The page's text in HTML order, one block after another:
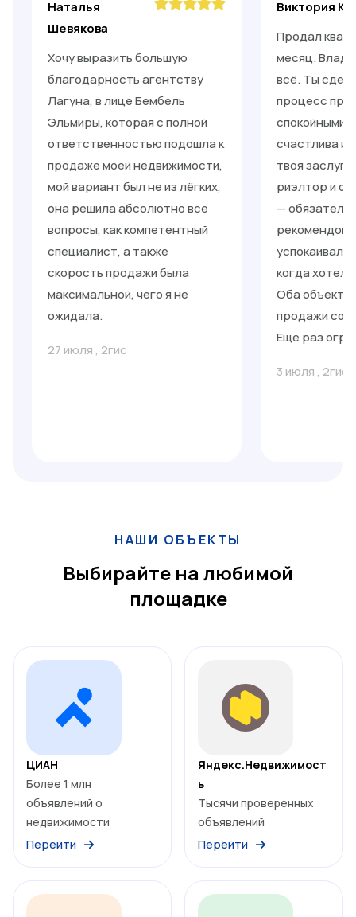
Наталья
Шевякова
Хочу выразить большую
благодарность агентству
Лагуна, в лице Бембель
Эльмиры, которая с полной
ответственностью подошла к
продаже моей недвижимости,
мой вариант был не из лёгких,
она решила абсолютно все
вопросы, как компетентный
специалист, а также
скорость продажи была
максимальной, чего я не
ожидала.
27 июля , 2гис
Виктория
Продал
месяц.
всё. Ты
процесс
спокойными.
счастлива и
твоя
риэлтор и
—
успокаивал,
когда
Оба объекта
продажи со
Еще раз
3 июля , 2гис
НАШИ ОБЪЕКТЫ
Выбирайте на любимой
площадке
ЦИАН
Более 1 млн
объявлений о
недвижимости
Перейти
Яндекс.Недвижимост
ь
Тысячи проверенных
объявлений
Перейти